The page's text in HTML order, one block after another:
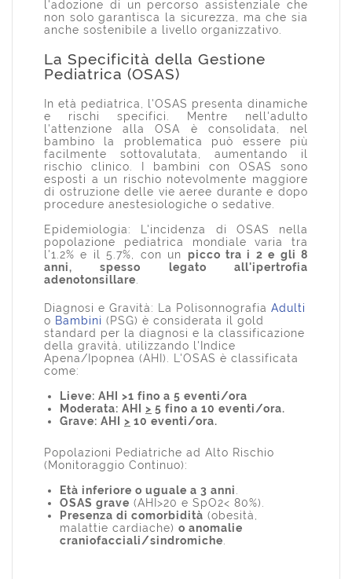
l'adozione di un percorso assistenziale che
non solo garantisca la sicurezza, ma che sia
anche sostenibile a livello organizzativo.
La Specificità della Gestione
Pediatrica (OSAS)
In età pediatrica, l'OSAS presenta dinamiche
e rischi specifici. Mentre nell'adulto
l'attenzione alla OSA è consolidata, nel
bambino la problematica può essere più
facilmente sottovalutata, aumentando il
rischio clinico. I bambini con OSAS sono
esposti a un rischio notevolmente maggiore
di ostruzione delle vie aeree durante e dopo
procedure anestesiologiche o sedative.
Epidemiologia: L'incidenza di OSAS nella
popolazione pediatrica mondiale varia tra
l'1.2% e il 5.7%, con un picco tra i 2 e gli 8
anni, spesso legato all'ipertrofia
adenotonsillare.
Diagnosi e Gravità: La Polisonnografia Adulti
o Bambini (PSG) è considerata il gold
standard per la diagnosi e la classificazione
della gravità, utilizzando l'Indice
Apena/Ipopnea (AHI). L'OSAS è classificata
come:
Lieve: AHI >1 fino a 5 eventi/ora
Moderata: AHI > 5 fino a 10 eventi/ora.
Grave: AHI > 10 eventi/ora.
Popolazioni Pediatriche ad Alto Rischio
(Monitoraggio Continuo):
Età inferiore o uguale a 3 anni.
OSAS grave (AHI>20 e SpO2< 80%).
Presenza di comorbidità (obesità,
malattie cardiache) o anomalie
craniofacciali/sindromiche.